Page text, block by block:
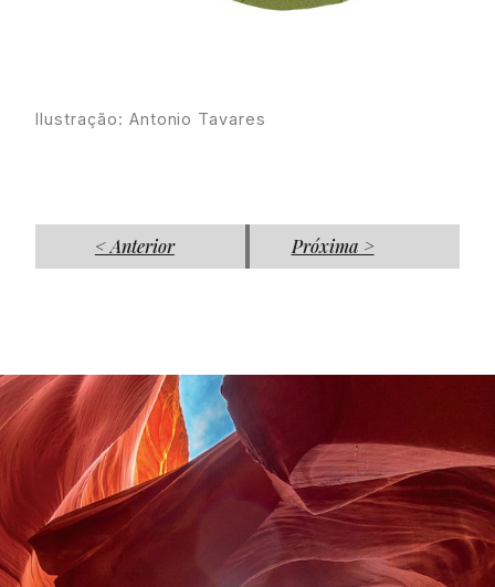
Ilustração: Antonio Tavares
< Anterior Próxima >